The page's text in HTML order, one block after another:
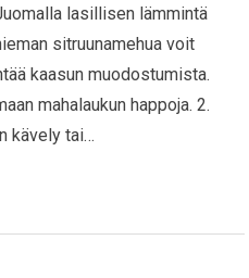
lasillisen lämmintä
sitruunamehua voit
kaasun muodostumista.
mahalaukun happoja. 2.
kävely tai…